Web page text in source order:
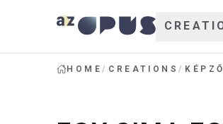
HOME/ CREATIONS/